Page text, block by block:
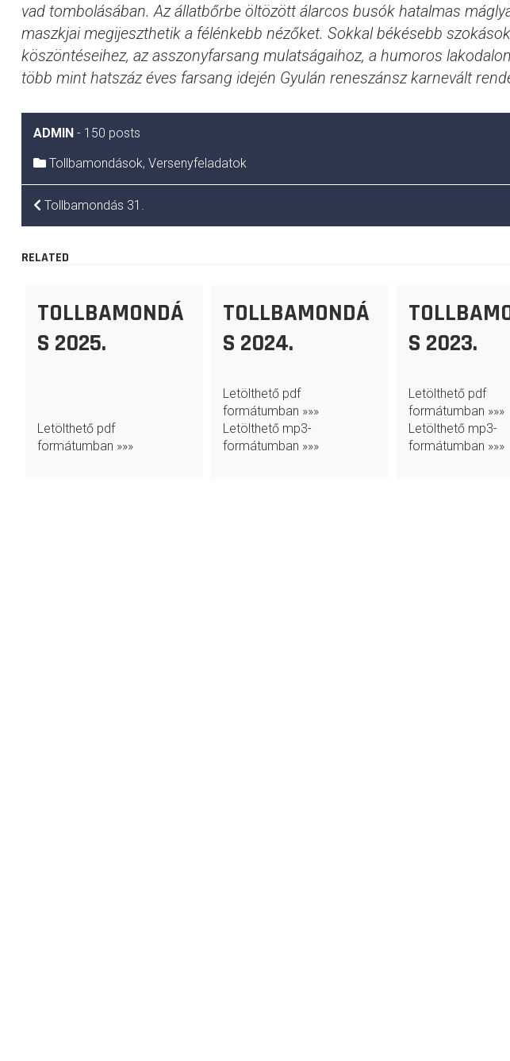
vad tombolásában. Az állatbőrbe öltözött álarcos busók hatalmas
maszkjai megijeszthetik a félénkebb nézőket. Sokkal békésebb
köszöntéseihez, az asszonyfarsang mulatságaihoz, a humoros
több mint hatszáz éves farsang idején Gyulán reneszánsz karnevált
ADMIN- 150 posts
Tollbamondások, Versenyfeladatok
BEJEGYZÉS
Tollbamondás 31.
RELATED
TOLLBAMONDÁ
S 2025.
Letölthető pdf
formátumban »»»
TOLLBAMONDÁ
S 2024.
Letölthető pdf
formátumban »»»
Letölthető mp3-
formátumban »»»
S 2023.
Letölthető pdf
formátumban »»»
Letölthető mp3-
formátumban »»»